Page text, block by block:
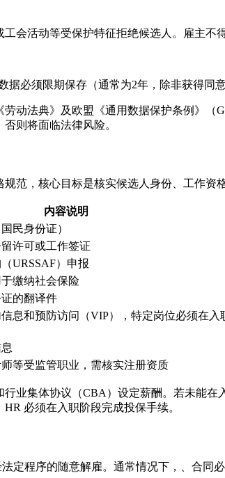
会活动等受保护特征拒绝候选人。雇主不
必须限期保存（通常为2年，除非获得同
动法典》及欧盟《通用数据保护条例》
则将面临法律风险。
范，核心目标是核实候选人身份、工作资
内容说明
民身份证）
许可或工作签证
URSSAF）申报
缴纳社会保险
的翻译件
息和预防访问（VIP），特定岗位必须在入
等受监管职业，需核实注册资质
业集体协议（CBA）设定薪酬。若未能
必须在入职阶段完成投保手续。
定程序的随意解雇。通常情况下，、合同